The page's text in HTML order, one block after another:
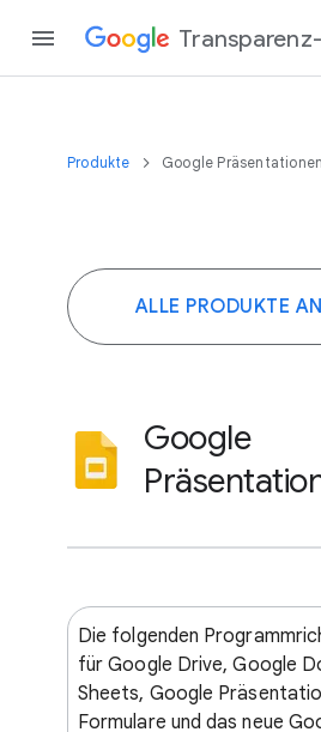
Produkte Google Präsentationen
ALLE PRODUKTE
Google